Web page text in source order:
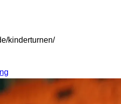
kinderturnen/